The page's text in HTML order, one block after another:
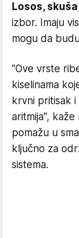
Losos,
izbor. Imaju
mogu da
"Ove vrste
kiselinama
krvni pritisak
aritmija", kaže
pomažu u
ključno za
sistema.